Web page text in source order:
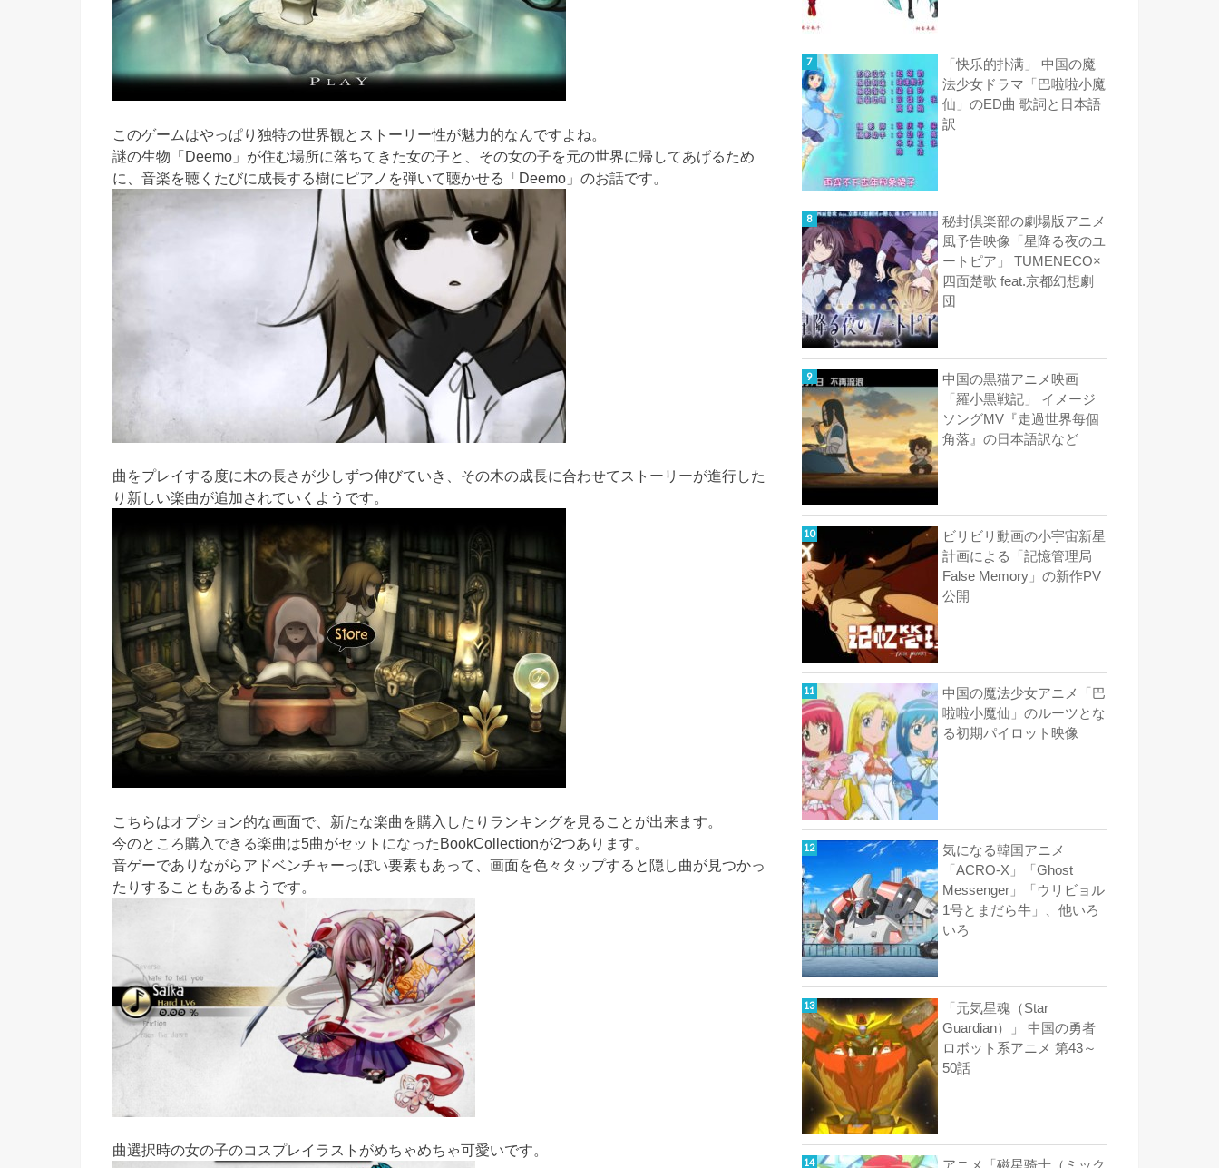
このゲームはやっぱり独特の世界観とストーリー性が魅力的なんですよね。
謎の生物「Deemo」が住む場所に落ちてきた女の子と、その女の子を元の世界に帰してあげるため
に、音楽を聴くたびに成長する樹にピアノを弾いて聴かせる「Deemo」のお話です。
曲をプレイする度に木の長さが少しずつ伸びていき、その木の成長に合わせてストーリーが進行した
り新しい楽曲が追加されていくようです。
こちらはオプション的な画面で、新たな楽曲を購入したりランキングを見ることが出来ます。
今のところ購入できる楽曲は5曲がセットになったBookCollectionが2つあります。
音ゲーでありながらアドベンチャーっぽい要素もあって、画面を色々タップすると隠し曲が見つかっ
たりすることもあるようです。
曲選択時の女の子のコスプレイラストがめちゃめちゃ可愛いです。
「快乐的扑满」 中国の魔
法少女ドラマ「巴啦啦小魔
仙」のED曲 歌詞と日本語
訳
秘封倶楽部の劇場版アニメ
風予告映像「星降る夜のユ
ートピア」 TUMENECO×
四面楚歌 feat.京都幻想劇
団
中国の黒猫アニメ映画
「羅小黒戦記」 イメージ
ソングMV『走過世界每個
角落』の日本語訳など
ビリビリ動画の小宇宙新星
計画による「記憶管理局
False Memory」の新作PV
公開
中国の魔法少女アニメ「巴
啦啦小魔仙」のルーツとな
る初期パイロット映像
気になる韓国アニメ
「ACRO-X」「Ghost
Messenger」「ウリビョル
1号とまだら牛」、他いろ
いろ
「元気星魂（Star
Guardian）」 中国の勇者
ロボット系アニメ 第43～
50話
アニメ「磁星骑士（ミック